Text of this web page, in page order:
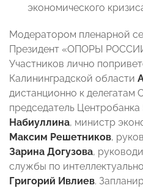
экономического
Модератором пленарной
Президент «ОПОРЫ
Участников лично
Калининградской области
дистанционно к делегатам
председатель
Набиуллина, министр
Максим Решетников,
Зарина Догузова,
службы по
Григорий Ивлиев.